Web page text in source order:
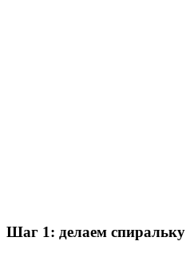
Шаг 1: делаем спиральку